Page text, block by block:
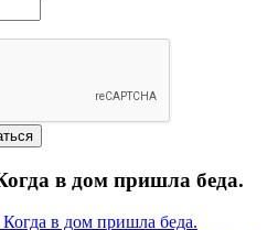
в дом пришла беда.
в дом пришла беда.